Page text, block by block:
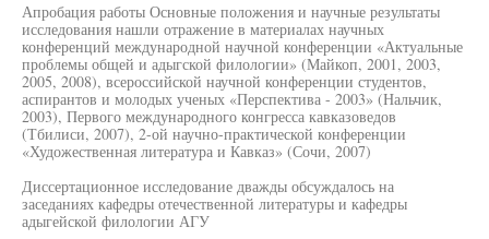
Апробация работы Основные положения и научные результаты
исследования нашли отражение в материалах научных
конференций международной научной конференции «Актуальные
проблемы общей и адыгской филологии» (Майкоп, 2001, 2003,
2005, 2008), всероссийской научной конференции студентов,
аспирантов и молодых ученых «Перспектива - 2003» (Нальчик,
2003), Первого международного конгресса кавказоведов
(Тбилиси, 2007), 2-ой научно-практической конференции
«Художественная литература и Кавказ» (Сочи, 2007)
Диссертационное исследование дважды обсуждалось на
заседаниях кафедры отечественной литературы и кафедры
адыгейской филологии АГУ